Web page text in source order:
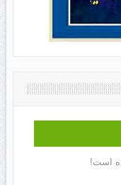
است!